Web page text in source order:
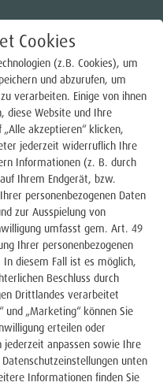
Cookies
(z.B. Cookies), um
und abzurufen, um
verarbeiten. Einige von ihnen
diese Website und Ihre
akzeptieren“ klicken,
jederzeit widerruflich Ihre
Informationen (z. B. durch
Ihrem Endgerät, bzw.
personenbezogenen Daten
zur Ausspielung von
umfasst gem. Art. 49
Ihrer personenbezogenen
diesem Fall ist es möglich,
Beschluss durch
Drittlandes verarbeitet
„Marketing“ können Sie
erteilen oder
jederzeit anpassen sowie Ihre
unten
Informationen finden Sie